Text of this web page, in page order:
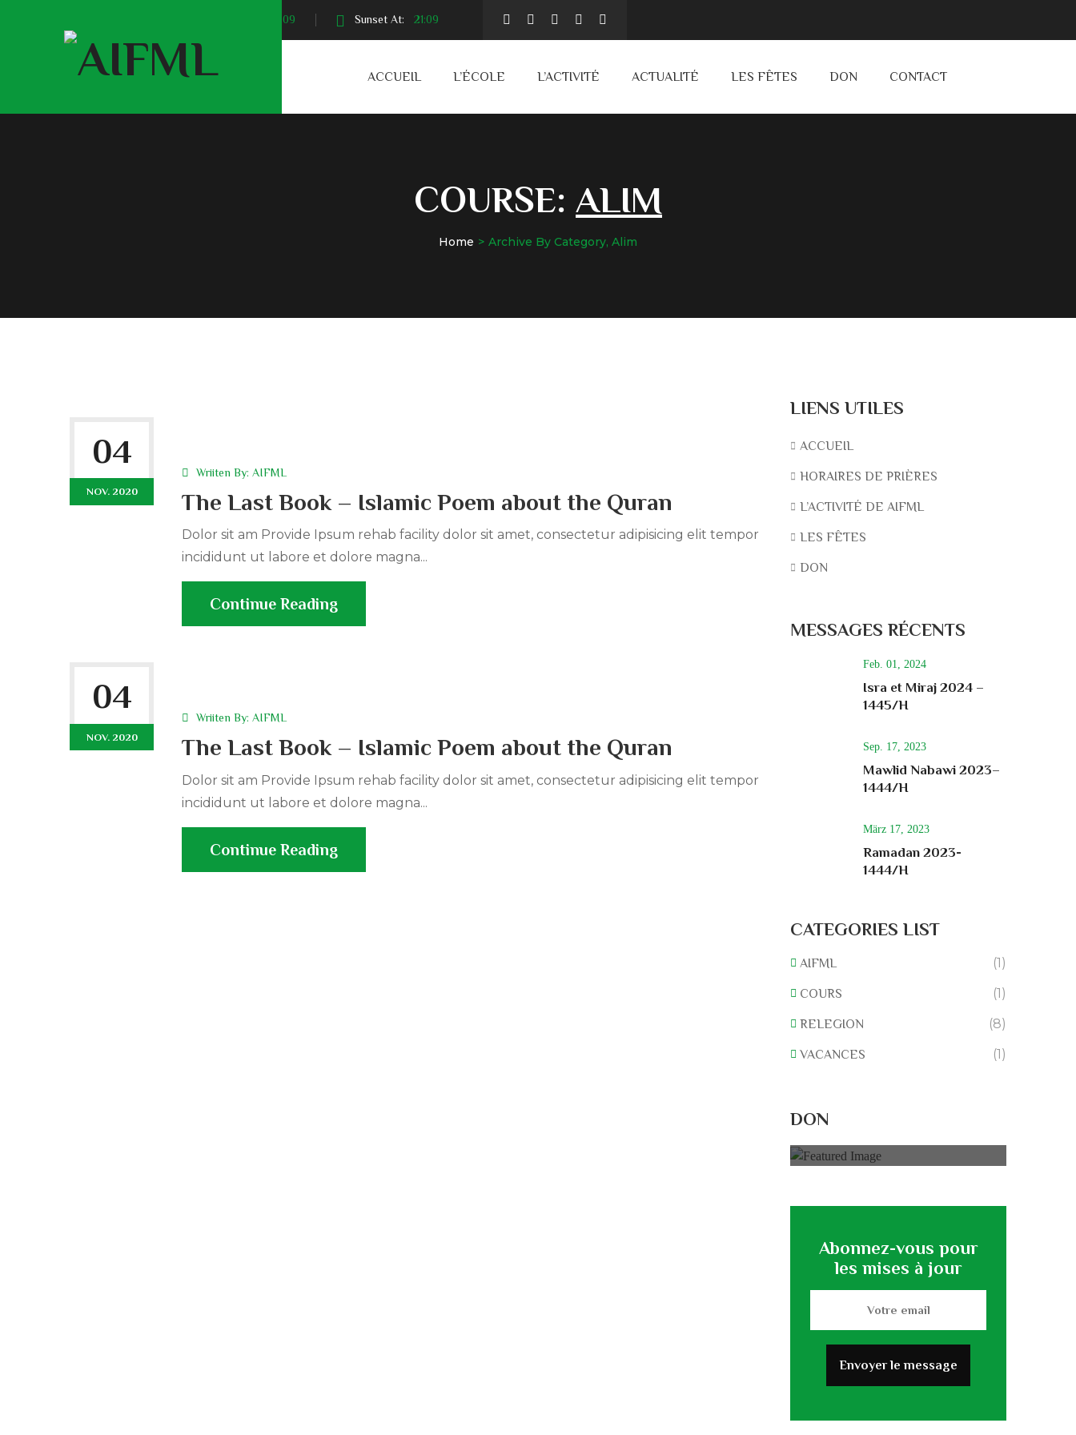
04:09 Sunset At: 21:09
ACCUEIL L’ÉCOLE L’ACTIVITÉ ACTUALITÉ LES FÊTES DON CONTACT
COURSE: ALIM
Home Archive By Category, Alim
04
NOV. 2020
Wriiten By: AIFML
The Last Book – Islamic Poem about the Quran
Dolor sit am Provide Ipsum rehab facility dolor sit amet, consectetur adipisicing elit tempor
incididunt ut labore et dolore magna...
Continue Reading
04
NOV. 2020
Wriiten By: AIFML
The Last Book – Islamic Poem about the Quran
Dolor sit am Provide Ipsum rehab facility dolor sit amet, consectetur adipisicing elit tempor
incididunt ut labore et dolore magna...
Continue Reading
LIENS UTILES
ACCUEIL
HORAIRES DE PRIÈRES
L’ACTIVITÉ DE AIFML
LES FÊTES
DON
MESSAGES RÉCENTS
Feb. 01, 2024
Isra et Miraj 2024 –
1445/H
Sep. 17, 2023
Mawlid Nabawi 2023–
1444/H
März 17, 2023
Ramadan 2023-
1444/H
CATEGORIES LIST
AIFML (1)
COURS (1)
RELEGION (8)
VACANCES (1)
DON
Abonnez-vous pour
les mises à jour